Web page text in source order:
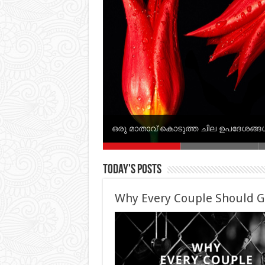
ഒരു മാതാവ് കൊടുത്ത ചില
Dating in Islam
While You Are Single
Today's Posts
Why Every Couple Should